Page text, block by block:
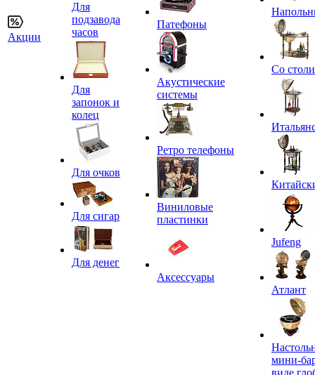
Акции
Для
подзавода
часов
Для
запонок и
колец
Для очков
Для сигар
Для денег
Патефоны
Акустические
системы
Ретро телефоны
Виниловые
пластинки
Аксессуары
Со
Jufeng
Атлант
мини-
виде